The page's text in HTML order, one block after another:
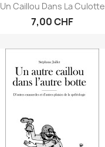
Un Caillou Dans La Culotte
7,00 CHF